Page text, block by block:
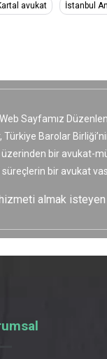
avukat İstanbul
Web Sayfamız
Barolar
bir avukat-
süreçlerin bir avukat
hizmeti almak